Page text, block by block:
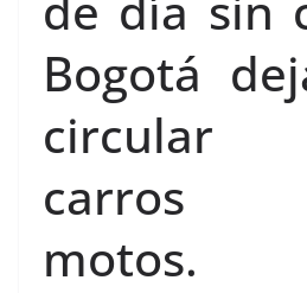
Bogotá
carros
motos.